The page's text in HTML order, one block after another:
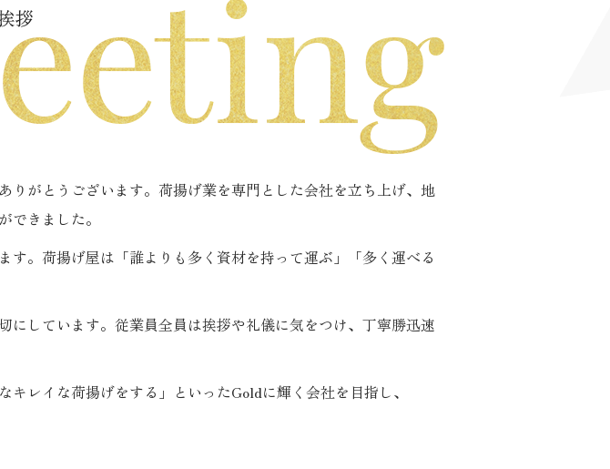
がとうございます。荷揚げ業を専門とした会社を立ち上げ、地
きました。
。荷揚げ屋は「誰よりも多く資材を持って運ぶ」「多く運べる
しています。従業員全員は挨拶や礼儀に気をつけ、丁寧勝迅速
レイな荷揚げをする」といったGoldに輝く会社を目指し、